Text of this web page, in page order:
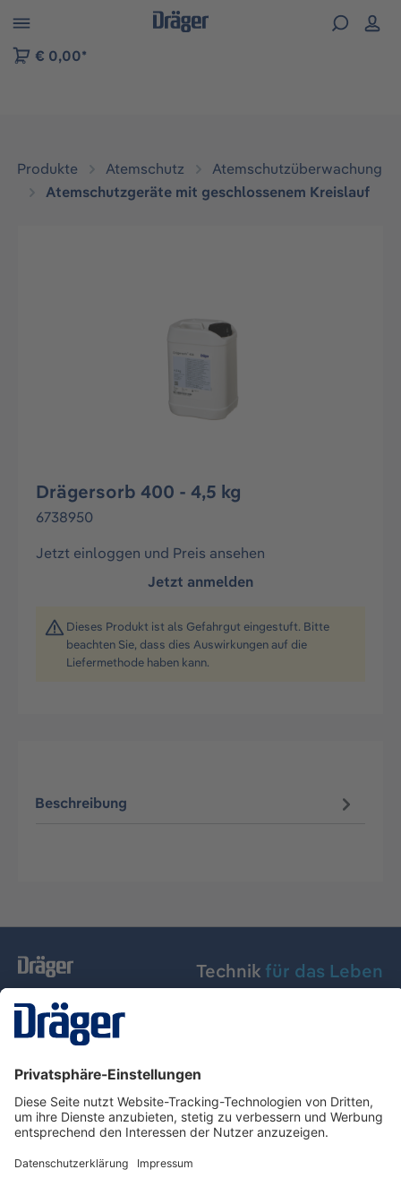
der B2B-Plattform springen
€ 0,00*
Produkte Atemschutz
Atemschutzüberwachung
Atemschutzgeräte mit geschlossenem Kreislauf
Drägersorb 400 - 4,5 kg
6738950
Jetzt einloggen und Preis ansehen
Jetzt anmelden
Dieses Produkt ist als Gefahrgut eingestuft. Bitte
beachten Sie, dass dies Auswirkungen auf die
Liefermethode haben kann.
Beschreibung
Technik für das Leben
Dräger Austria GmbH
Über Dräger
Informationen